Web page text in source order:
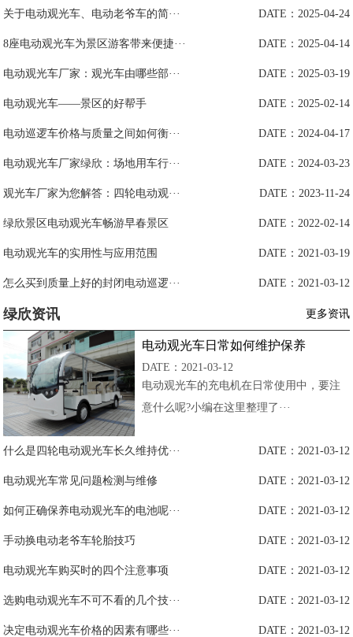
关于电动观光车、电动老爷车的简··· DATE：2025-04-24
8座电动观光车为景区游客带来便捷··· DATE：2025-04-14
电动观光车厂家：观光车由哪些部··· DATE：2025-03-19
电动观光车——景区的好帮手 DATE：2025-02-14
电动巡逻车价格与质量之间如何衡··· DATE：2024-04-17
电动观光车厂家绿欣：场地用车行··· DATE：2024-03-23
观光车厂家为您解答：四轮电动观··· DATE：2023-11-24
绿欣景区电动观光车畅游早春景区 DATE：2022-02-14
电动观光车的实用性与应用范围 DATE：2021-03-19
怎么买到质量上好的封闭电动巡逻··· DATE：2021-03-12
绿欣资讯 更多资讯
电动观光车日常如何维护保养
DATE：2021-03-12
电动观光车的充电机在日常使用中，要注
意什么呢?小编在这里整理了···
什么是四轮电动观光车长久维持优··· DATE：2021-03-12
电动观光车常见问题检测与维修 DATE：2021-03-12
如何正确保养电动观光车的电池呢··· DATE：2021-03-12
手动换电动老爷车轮胎技巧 DATE：2021-03-12
电动观光车购买时的四个注意事项 DATE：2021-03-12
选购电动观光车不可不看的几个技··· DATE：2021-03-12
决定电动观光车价格的因素有哪些··· DATE：2021-03-12